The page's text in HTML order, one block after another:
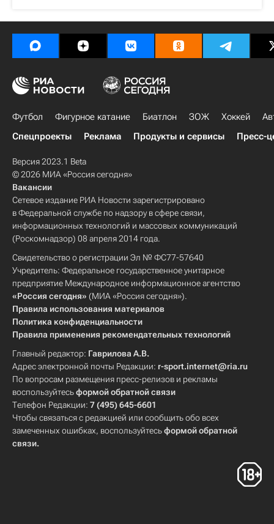
Футбол Фигурное катание Биатлон ЗОЖ Хоккей
Спецпроекты
Реклама Продукты и сервисы Пресс-
Версия 2023.1 Beta
© 2026 МИА «Россия сегодня»
Вакансии
Сетевое издание РИА Новости зарегистрировано
в Федеральной службе по надзору в сфере связи,
информационных технологий и массовых коммуникаций
(Роскомнадзор) 08 апреля 2014 года.
Свидетельство о регистрации Эл № ФС77-57640
Учредитель: Федеральное государственное унитарное
предприятие Международное информационное агентство
«Россия сегодня» (МИА «Россия сегодня»).
Правила использования материалов
Политика конфиденциальности
Правила применения рекомендательных технологий
Главный редактор: Гаврилова А.В.
Адрес электронной почты Редакции: r-sport.internet@ria.ru
По вопросам размещения пресс-релизов и рекламы
воспользуйтесьформой обратной связи
Телефон Редакции: 7 (495) 645-6601
Чтобы связаться с редакцией или сообщить обо всех
замеченных ошибках, воспользуйтесьформой обратной
связи.